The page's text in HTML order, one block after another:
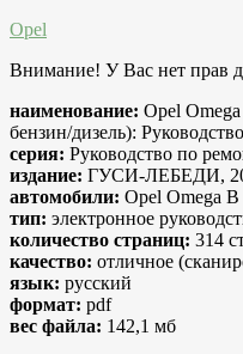
Opel
Внимание! У Вас нет прав
наименование: Opel
бензин/дизель):
серия: Руководство по
издание: ГУСИ-ЛЕБЕДИ,
автомобили: Opel Omega
тип: электронное
количество страниц: 314
качество: отличное
язык: русский
формат: pdf
вес файла: 142,1 мб